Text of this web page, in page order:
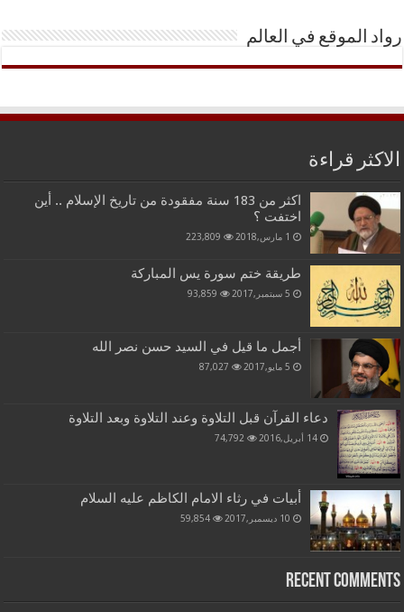
رواد الموقع في العالم
الاكثر قراءة
اكثر من 183 سنة مفقودة من تاريخ الإسلام .. أين
اختفت ؟
1 مارس,2018 223,809
طريقة ختم سورة يس المباركة
5 سبتمبر,2017 93,859
أجمل ما قيل في السيد حسن نصر الله
5 مايو,2017 87,027
دعاء القرآن قبل التلاوة وعند التلاوة وبعد التلاوة
14 أبريل,2016 74,792
أبيات في رثاء الامام الكاظم عليه السلام
10 ديسمبر,2017 59,854
Recent Comments